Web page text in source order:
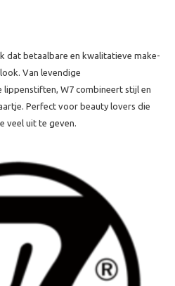
dat betaalbare en kwalitatieve make-
Van levendige
W7 combineert stijl en
Perfect voor beauty lovers die
veel uit te geven.